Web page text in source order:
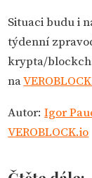
Situaci budu i
týdenní
krypta/
na
Autor:Igor
VEROBLOCK.io